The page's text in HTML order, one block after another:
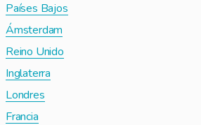
Países Bajos
Ámsterdam
Reino Unido
Inglaterra
Londres
Francia